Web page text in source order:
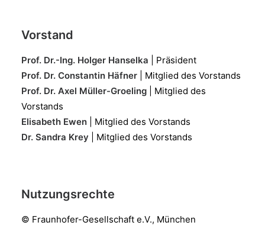
Vorstand
Prof. Dr.-Ing. Holger Hanselka | Präsident
Prof. Dr. Constantin Häfner
| Mitglied des Vorstands
Prof. Dr. Axel Müller-Groeling | Mitglied des
Vorstands
Elisabeth Ewen | Mitglied des Vorstands
Dr. Sandra Krey | Mitglied des Vorstands
Nutzungsrechte
© Fraunhofer-Gesellschaft e.V., München